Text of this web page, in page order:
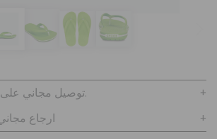
تسجيل الدخول / اشتراك
توصيل مجاني على جميع الطلبيات.
ارجاع